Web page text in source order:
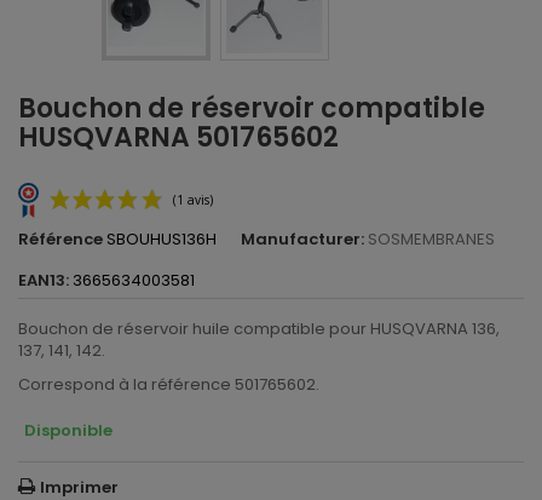
Bouchon de réservoir compatible
HUSQVARNA 501765602
Référence SBOUHUS136H Manufacturer: SOSMEMBRANES
EAN13: 3665634003581
Bouchon de réservoir huile compatible pour HUSQVARNA 136,
137, 141, 142.
Correspond à la référence 501765602.
Disponible
Imprimer